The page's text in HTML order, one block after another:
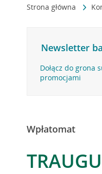
Strona główna
Newsletter
Dołącz do grona
promocjami
Wpłatomat